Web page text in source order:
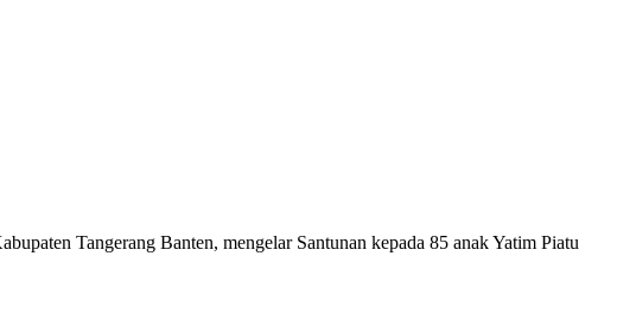
Tangerang Banten, mengelar Santunan kepada 85 anak Yatim Piatu